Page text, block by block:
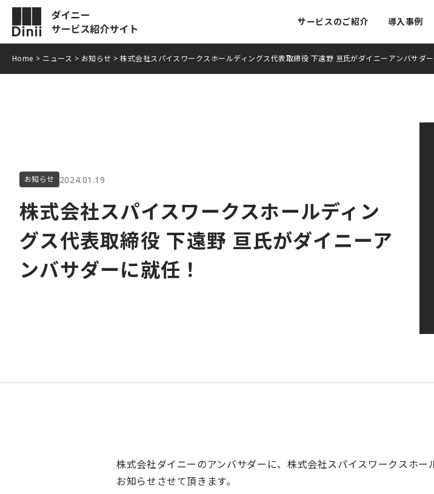
サービスのご紹介 導入事例
サービスのご紹介
よくある質問
資料ダウンロード
正規取り扱いパートナー募集
公式YouTubeチャンネル
Home > ニュース > お知らせ >株式会社スパイスワークスホールディングス代表取締役 下遠野 亘氏がダイニーアンバサダー
お知らせ 2024.01.19
株式会社スパイスワークスホールディン
グス代表取締役 下遠野 亘氏がダイニーア
ンバサダーに就任！
株式会社ダイニーのアンバサダーに、株式会社スパイスワークスホ
お知らせさせて頂きます。